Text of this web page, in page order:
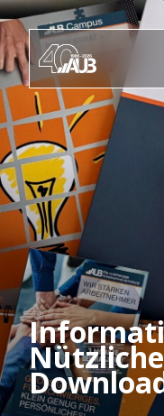
Die AUB
Mitgliedschaft
AUB Videos
Aktuelles
Newsletter
Organisation